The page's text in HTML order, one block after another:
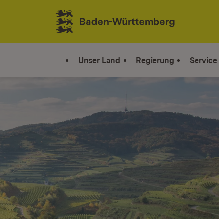
Zum Inhalt springen
Link zur Startseite
Unser Land Regierung Service